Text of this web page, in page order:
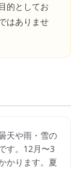
的としてお
はありませ
天や雨・雪の
す。12月〜3
かります。夏